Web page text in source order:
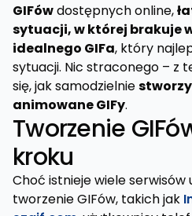
GIFówdostępnych online,
sytuacji, w której brakuje
idealnego GIFa, który
sytuacji. Nic straconego – z
się, jak samodzielnie
animowane GIFy.
Tworzenie
kroku
Choć istnieje wiele serwisów
tworzenie GIFów, takich jak